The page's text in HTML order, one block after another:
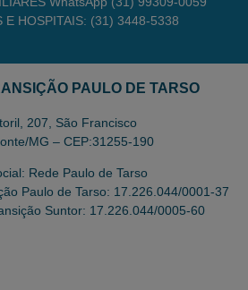
E HOSPITAIS: (31) 3448-5338
PAULO DE TARSO
207, São Francisco
MG – CEP:31255-190
Rede Paulo de Tarso
Paulo de Tarso: 17.226.044/0001-37
Suntor: 17.226.044/0005-60